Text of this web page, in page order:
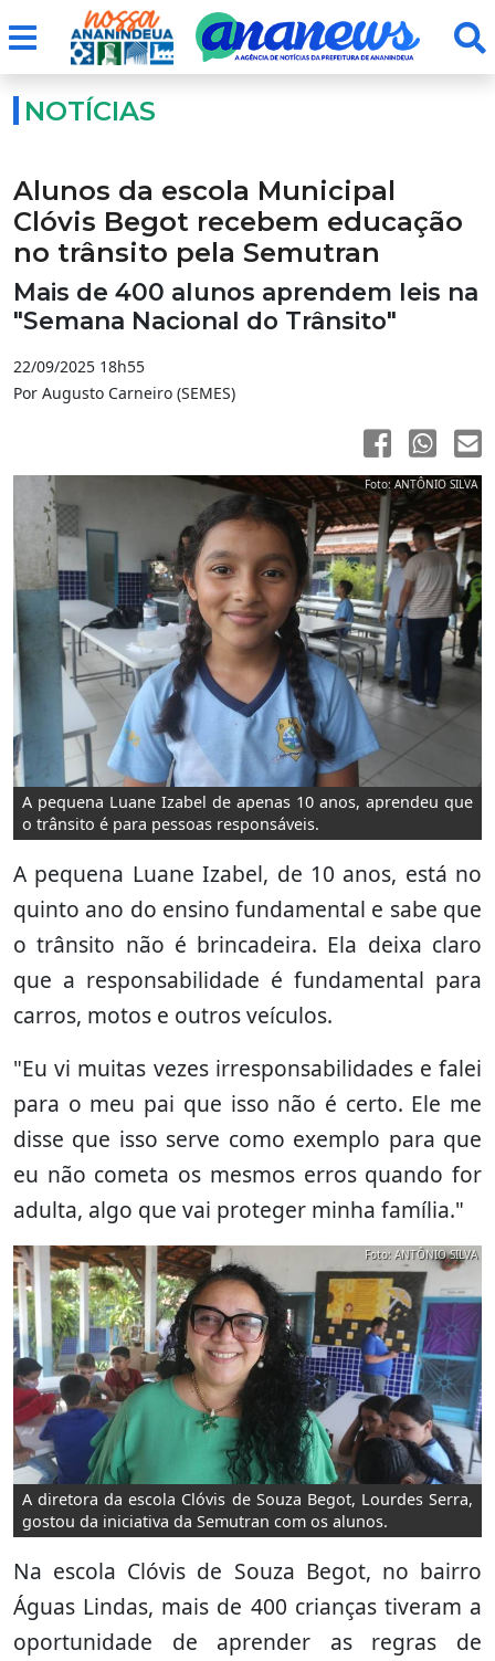
NOTÍCIAS
Alunos da escola Municipal
Clóvis Begot recebem educação
no trânsito pela Semutran
Mais de 400 alunos aprendem leis na
"Semana Nacional do Trânsito"
22/09/2025 18h55
Por Augusto Carneiro (SEMES)
A pequena Luane Izabel de apenas 10 anos, aprendeu que
o trânsito é para pessoas responsáveis.
Foto: ANTÔNIO SILVA
A pequena Luane Izabel, de 10 anos, está no
quinto ano do ensino fundamental e sabe que
o trânsito não é brincadeira. Ela deixa claro
que a responsabilidade é fundamental para
carros, motos e outros veículos.
"Eu vi muitas vezes irresponsabilidades e falei
para o meu pai que isso não é certo. Ele me
disse que isso serve como exemplo para que
eu não cometa os mesmos erros quando for
adulta, algo que vai proteger minha família."
A diretora da escola Clóvis de Souza Begot, Lourdes Serra,
gostou da iniciativa da Semutran com os alunos.
Foto: ANTÔNIO SILVA
Na escola Clóvis de Souza Begot, no bairro
Águas Lindas, mais de 400 crianças tiveram a
oportunidade de aprender as regras de